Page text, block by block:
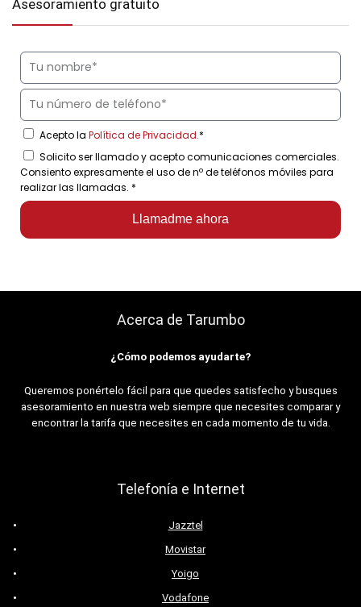
Asesoramiento gratuito
Acepto la Política de Privacidad.*
Solicito ser llamado y acepto comunicaciones comerciales.
Consiento expresamente el uso de nº de teléfonos móviles para
realizar las llamadas. *
Llamadme ahora
Acerca de Tarumbo
¿Cómo podemos ayudarte?
Queremos ponértelo fácil para que quedes satisfecho y busques
asesoramiento en nuestra web siempre que necesites comparar y
encontrar la tarifa que necesites en cada momento de tu vida.
Telefonía e Internet
Jazztel
Movistar
Yoigo
Vodafone